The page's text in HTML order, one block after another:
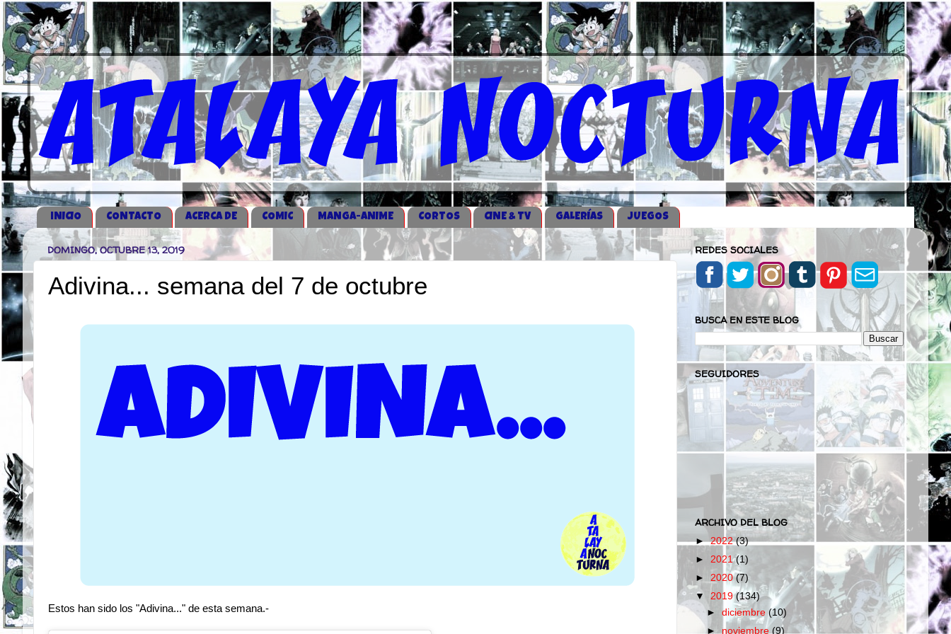
iNICIO CONTACTO ACERCA DE COMIC MANGA-ANIME CORTOS CINE & TV GALERÍAS JUEGOS
DOMINGO, OCTUBRE 13, 2019
Adivina... semana del 7 de octubre
Estos han sido los "Adivina..." de esta semana.-
REDES SOCIALES
BUSCA EN ESTE BLOG
SEGUIDORES
ARCHIVO DEL BLOG
►2022(3)
► 2021(1)
► 2020(7)
▼ 2019(134)
►diciembre(10)
►noviembre(9)